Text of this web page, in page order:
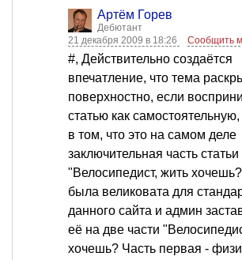
Артём Горев
Дебютант
21 декабря 2009 в 18:26
Сообщить
#, Действительно создаётся
впечатление, что тема
поверхностно, если
статью как
в том, что это на самом деле
заключительная часть статьи
"Велосипедист, жить
была великовата для
данного сайта и админ
её на две части
хочешь? Часть первая -